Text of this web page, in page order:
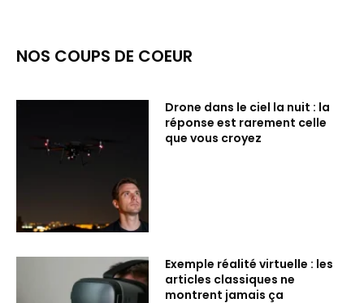
NOS COUPS DE COEUR
Drone dans le ciel la nuit : la
réponse est rarement celle
que vous croyez
Exemple réalité virtuelle : les
articles classiques ne
montrent jamais ça